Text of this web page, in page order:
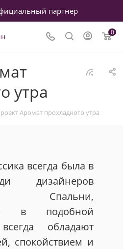
партнер
0
утра
Аромат прохладного утра
всегда была в
дизайнеров
Спальни,
в подобной
обладают
спокойствием и